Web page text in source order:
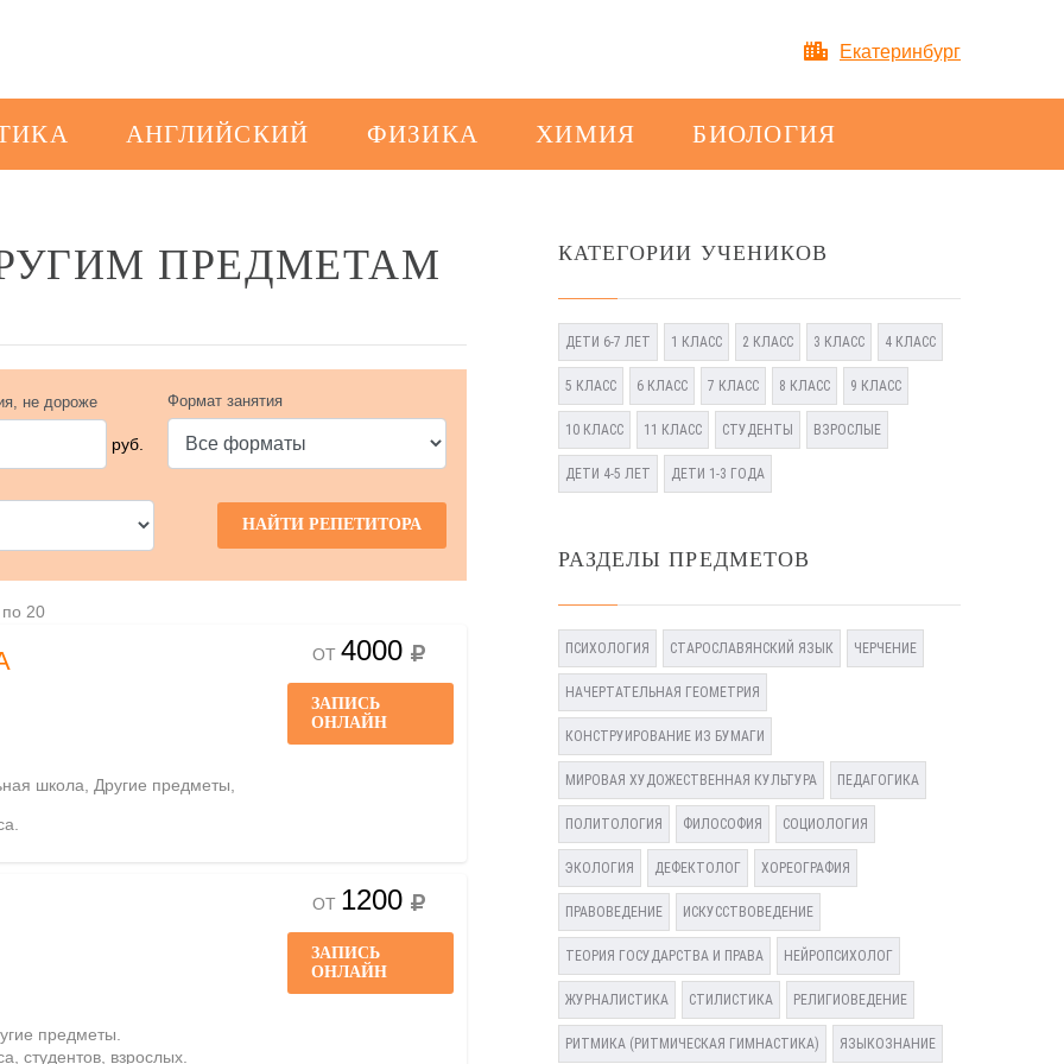
Екатеринбург
АНГЛИЙСКИЙ ФИЗИКА ХИМИЯ БИОЛОГИЯ
ПРЕДМЕТАМ
не дороже
руб.
Формат занятия
по 20
школа, Другие предметы,
ОТ 4000
ЗАПИСЬ
ОНЛАЙН
предметы.
студентов, взрослых.
ОТ 1200
ЗАПИСЬ
ОНЛАЙН
КАТЕГОРИИ УЧЕНИКОВ
ДЕТИ 6-7 ЛЕТ 1 КЛАСС 2 КЛАСС 3 КЛАСС 4 КЛАСС
5 КЛАСС 6 КЛАСС 7 КЛАСС 8 КЛАСС 9 КЛАСС
10 КЛАСС 11 КЛАСС СТУДЕНТЫ ВЗРОСЛЫЕ
ДЕТИ 4-5 ЛЕТ ДЕТИ 1-3 ГОДА
РАЗДЕЛЫ ПРЕДМЕТОВ
ПСИХОЛОГИЯ СТАРОСЛАВЯНСКИЙ ЯЗЫК ЧЕРЧЕНИЕ
НАЧЕРТАТЕЛЬНАЯ ГЕОМЕТРИЯ
КОНСТРУИРОВАНИЕ ИЗ БУМАГИ
МИРОВАЯ ХУДОЖЕСТВЕННАЯ КУЛЬТУРА ПЕДАГОГИКА
ПОЛИТОЛОГИЯ ФИЛОСОФИЯ СОЦИОЛОГИЯ
ЭКОЛОГИЯ ДЕФЕКТОЛОГ ХОРЕОГРАФИЯ
ПРАВОВЕДЕНИЕ ИСКУССТВОВЕДЕНИЕ
ТЕОРИЯ ГОСУДАРСТВА И ПРАВА НЕЙРОПСИХОЛОГ
ЖУРНАЛИСТИКА СТИЛИСТИКА РЕЛИГИОВЕДЕНИЕ
РИТМИКА (РИТМИЧЕСКАЯ ГИМНАСТИКА) ЯЗЫКОЗНАНИЕ